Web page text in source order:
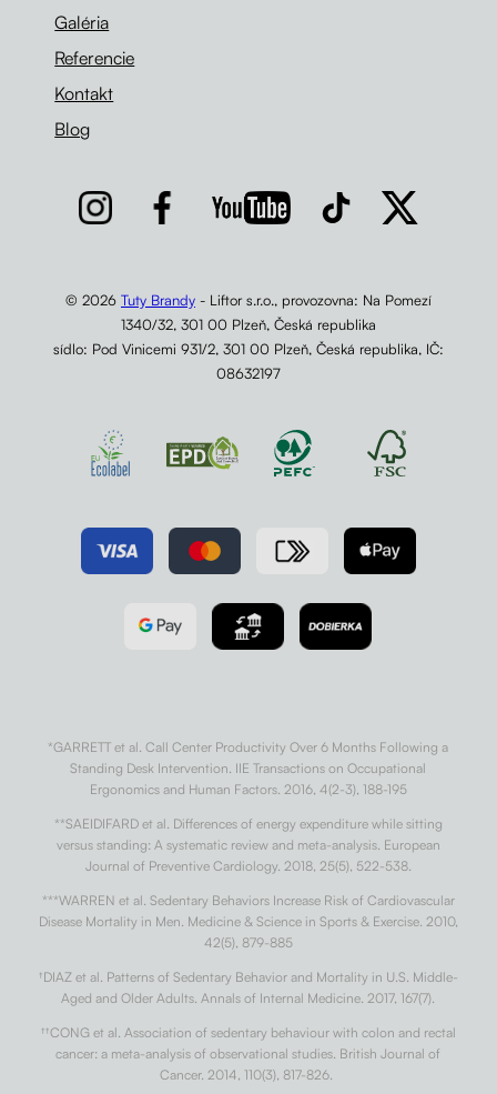
Galéria
Referencie
Kontakt
Blog
© 2026 Tuty Brandy- Liftor s.r.o., provozovna: Na Pomezí
1340/32, 301 00 Plzeň, Česká republika
sídlo: Pod Vinicemi 931/2, 301 00 Plzeň, Česká republika, IČ:
08632197
*GARRETT et al. Call Center Productivity Over 6 Months Following a
Standing Desk Intervention. IIE Transactions on Occupational
Ergonomics and Human Factors. 2016, 4(2-3), 188-195
**SAEIDIFARD et al. Differences of energy expenditure while sitting
versus standing: A systematic review and meta-analysis. European
Journal of Preventive Cardiology. 2018, 25(5), 522-538.
***WARREN et al. Sedentary Behaviors Increase Risk of Cardiovascular
Disease Mortality in Men. Medicine & Science in Sports & Exercise. 2010,
42(5), 879-885
†DIAZ et al. Patterns of Sedentary Behavior and Mortality in U.S. Middle-
Aged and Older Adults. Annals of Internal Medicine. 2017, 167(7).
††CONG et al. Association of sedentary behaviour with colon and rectal
cancer: a meta-analysis of observational studies. British Journal of
Cancer. 2014, 110(3), 817-826.